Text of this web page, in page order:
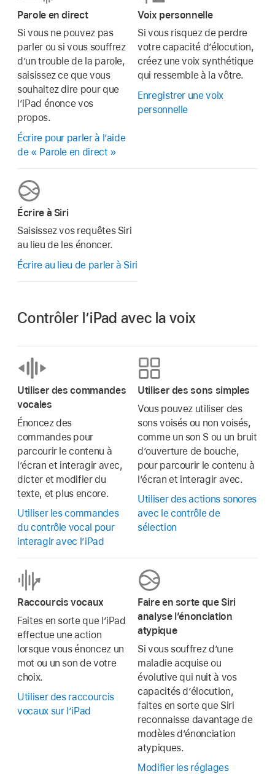
Parole en direct
Si vous ne pouvez pas
parler ou si vous souffrez
d’un trouble de la parole,
saisissez ce que vous
souhaitez dire pour que
l’iPad énonce vos
propos.
Écrire pour parler à l’aide
de « Parole en direct »
Voix personnelle
Si vous risquez de perdre
votre capacité d’élocution,
créez une voix synthétique
qui ressemble à la vôtre.
Enregistrer une voix
personnelle
Écrire à Siri
Saisissez vos requêtes Siri
au lieu de les énoncer.
Écrire au lieu de parler à Siri
Contrôler l’iPad avec la voix
Utiliser des commandes
vocales
Énoncez des
commandes pour
parcourir le contenu à
l’écran et interagir avec,
dicter et modifier du
texte, et plus encore.
Utiliser les commandes
du contrôle vocal pour
interagir avec l’iPad
Utiliser des sons simples
Vous pouvez utiliser des
sons voisés ou non voisés,
comme un son S ou un bruit
d’ouverture de bouche,
pour parcourir le contenu à
l’écran et interagir avec.
Utiliser des actions sonores
avec le contrôle de
sélection
Raccourcis vocaux
Faites en sorte que l’iPad
effectue une action
lorsque vous énoncez un
mot ou un son de votre
choix.
Utiliser des raccourcis
vocaux sur l’iPad
Faire en sorte que Siri
analyse l’énonciation
atypique
Si vous souffrez d’une
maladie acquise ou
évolutive qui nuit à vos
capacités d’élocution,
faites en sorte que Siri
reconnaisse davantage de
modèles d’énonciation
atypiques.
Modifier les réglages